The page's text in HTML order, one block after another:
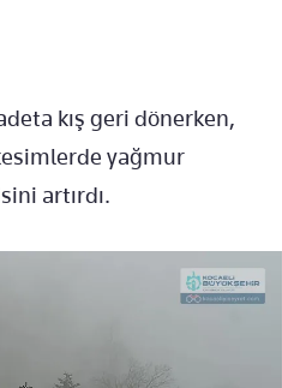
kış geri dönerken,
yağmur
artırdı.